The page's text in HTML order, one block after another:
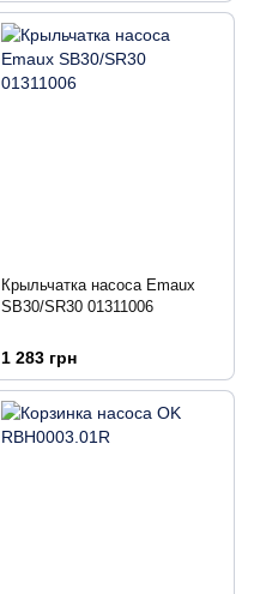
Крыльчатка насоса Emaux
SB30/SR30 01311006
1 283 грн